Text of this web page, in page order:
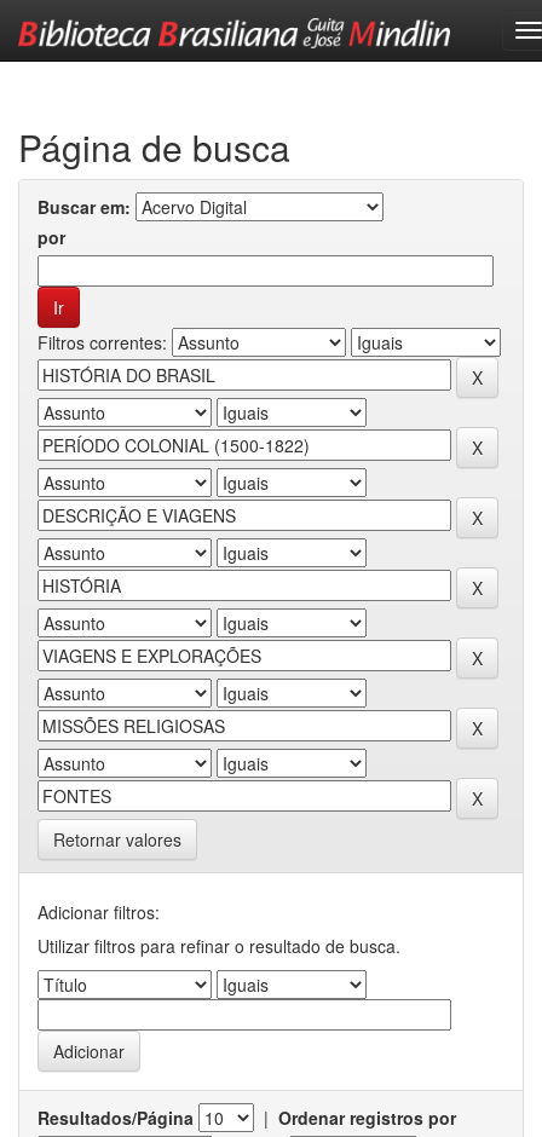
Página de busca
Buscar em:
por
Filtros correntes:
Retornar valores
Adicionar filtros:
Utilizar filtros para refinar o resultado de busca.
Resultados/Página | Ordenar registros por